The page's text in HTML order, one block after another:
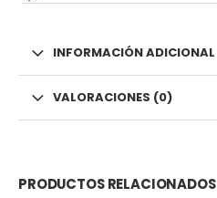
INFORMACIÓN ADICIONAL
VALORACIONES (0)
PRODUCTOS RELACIONADOS